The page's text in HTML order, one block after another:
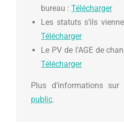
bureau :Télécharger
Les statuts s’ils
Télécharger
Le PV de l’AGE de
Télécharger
Plus d’informations sur
public.